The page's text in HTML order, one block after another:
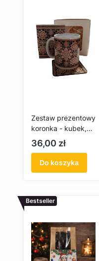
Zestaw prezentowy
koronka - kubek,
podkładka, kartka
Cena
36,00 zł
Do koszyka
Bestseller